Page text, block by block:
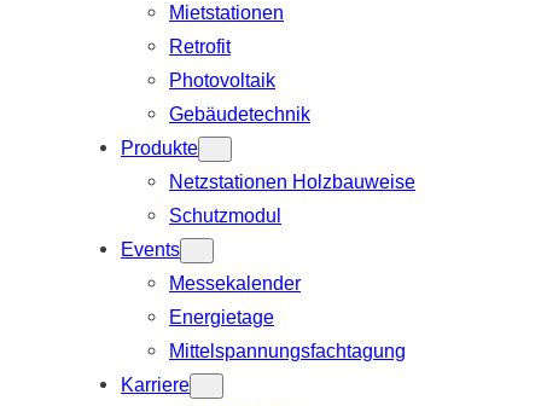
Mietstationen
Retrofit
Photovoltaik
Gebäudetechnik
Produkte
Netzstationen Holzbauweise
Schutzmodul
Events
Messekalender
Energietage
Mittelspannungsfachtagung
Karriere